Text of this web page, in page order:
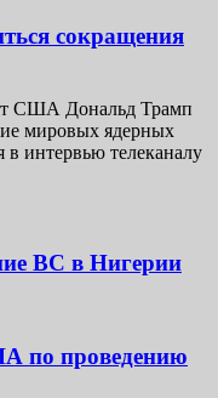
сокращения
США Дональд Трамп
мировых ядерных
в интервью телеканалу
ВС в Нигерии
по проведению